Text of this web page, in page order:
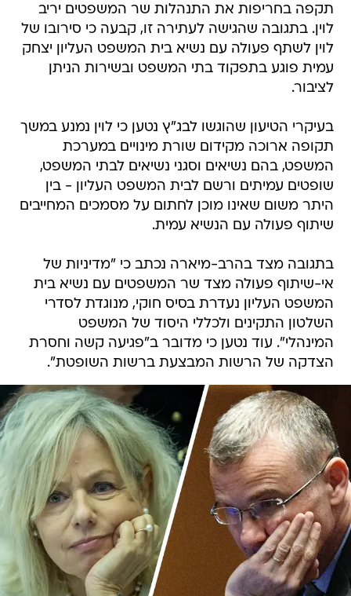
תקפה בחריפות את התנהלות שר המשפטים יריב
לוין. בתגובה שהגישה לעתירה זו, קבעה כי סירובו של
לוין לשתף פעולה עם נשיא בית המשפט העליון יצחק
עמית פוגע בתפקוד בתי המשפט ובשירות הניתן
לציבור.
בעיקרי הטיעון שהוגשו לבג"ץ נטען כי לוין נמנע במשך
תקופה ארוכה מקידום שורת מינויים במערכת
המשפט, בהם נשיאים וסגני נשיאים לבתי המשפט,
שופטים עמיתים ורשם לבית המשפט העליון - בין
היתר משום שאינו מוכן לחתום על מסמכים המחייבים
שיתוף פעולה עם הנשיא עמית.
בתגובה מצד בהרב-מיארה נכתב כי "מדיניות של
אי-שיתוף פעולה מצד שר המשפטים עם נשיא בית
המשפט העליון נעדרת בסיס חוקי, מנוגדת לסדרי
השלטון התקינים ולכללי היסוד של המשפט
המינהלי". עוד נטען כי מדובר ב"פגיעה קשה וחסרת
הצדקה של הרשות המבצעת ברשות השופטת".